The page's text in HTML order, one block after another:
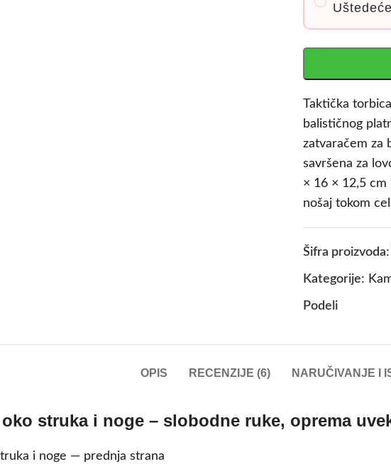
Taktička
balističnog
zatvaračem za
savršena za
× 16 × 12,5 cm
nošaj tokom
Šifra proizvoda:
Kategorije:
Podeli
OPIS RECENZIJE (6) NARUČIVANJE I
struka i noge – slobodne ruke, oprema